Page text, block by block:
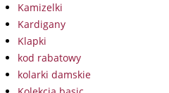
Kamizelki
Kardigany
Klapki
kod rabatowy
kolarki damskie